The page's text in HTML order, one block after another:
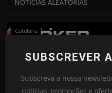
SUBSCREVER
Subscreva a nossa
notícias, promoções e
NOTÍCIAS ALEATÓRIAS
Cutelaria